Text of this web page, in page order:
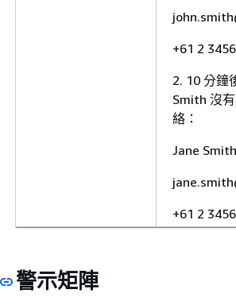
+61 2
2. 10 分鐘
Smith 沒
絡：
Jane
+61 2
警示矩陣